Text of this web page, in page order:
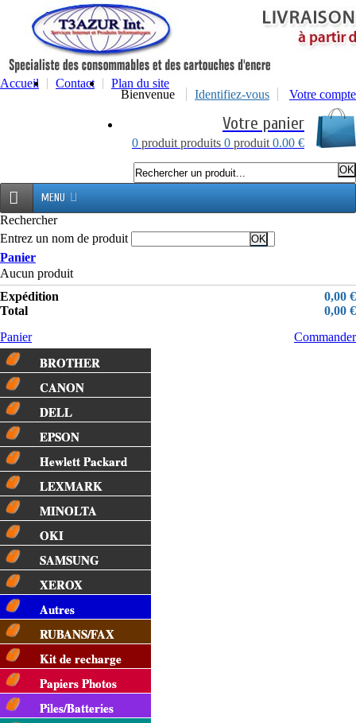
Accueil Contact
Plan du site
Bienvenue
Identifiez-vous Votre compte
Votre panier
0 produit produits 0 produit 0.00 €
MENU
Rechercher
Entrez un nom de produit
Panier
Aucun produit
Expédition
0,00 €
Total
0,00 €
Panier
Commander
BROTHER
CANON
DELL
EPSON
Hewlett Packard
LEXMARK
MINOLTA
OKI
SAMSUNG
XEROX
Autres
RUBANS/FAX
Kit de recharge
Papiers Photos
Piles/Batteries